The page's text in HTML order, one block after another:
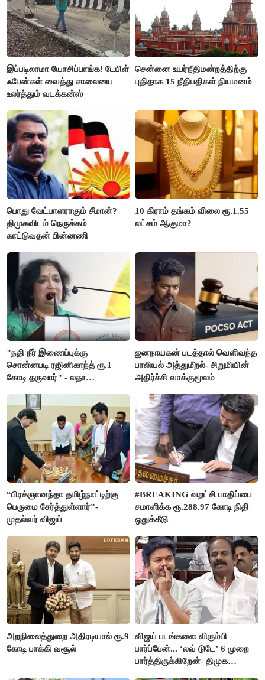
இப்படிலாமா யோசிப்பாங்க! டேபிள்
ஃபேன்கள் வைத்து சாலையை
உலர்த்தும் வடக்கன்ஸ்
சென்னை உயர்நீதிமன்றத்திற்கு
புதிதாக 15 நீதிபதிகள் நியமனம்
பொது வேட்பாளராகும் சீமான்?
திமுகவிடம் நெருக்கம்
காட்டுவதன் பின்னணி
10 கிராம் தங்கம் விலை ரூ.1.55
லட்சம் ஆகுமா?
"நதி நீர் இணைப்புக்கு
சொன்னபடி ரஜினிகாந்த் ரூ.1
கோடி தருவார்" - லதா
ஜனநாயகன் படத்தால் வெளிவந்த
பாலியல் அத்துமீறல்- சிறுமியின்
அதிர்ச்சி வாக்குமூலம்
“பிரக்ஞானந்தா தமிழ்நாட்டிற்கு
பெருமை சேர்த்துள்ளார்”-
முதல்வர் விஜய்
#BREAKING வறட்சி பாதிப்பை
சமாளிக்க ரூ.288.97 கோடி நிதி
ஒதுக்கீடு
அறநிலைத்துறை அதிரடியால் ரூ.9
கோடி பாக்கி வசூல்
விஜய் படங்களை விரும்பி
பார்ப்பேன்... ‘லவ் டுடே’ 6 முறை
பார்த்திருக்கிறேன்- திமுக